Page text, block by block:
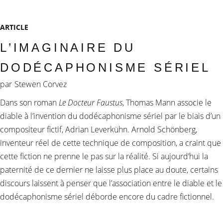
ARTICLE
L’IMAGINAIRE DU
DODÉCAPHONISME SÉRIEL
par Stewen Corvez
Dans son romanLe Docteur Faustus, Thomas Mann associe le
diable à l’invention du dodécaphonisme sériel par le biais d’un
compositeur fictif, Adrian Leverkühn. Arnold Schönberg,
inventeur réel de cette technique de composition, a craint que
cette fiction ne prenne le pas sur la réalité. Si aujourd’hui la
paternité de ce dernier ne laisse plus place au doute, certains
discours laissent à penser que l’association entre le diable et le
dodécaphonisme sériel déborde encore du cadre fictionnel.